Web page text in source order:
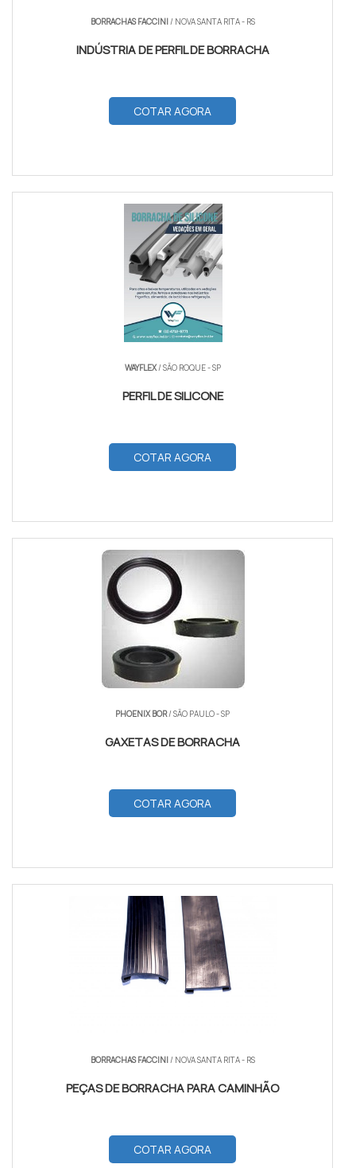
BORRACHAS FACCINI/ NOVA SANTA RITA - RS
INDÚSTRIA DE PERFIL DE BORRACHA
COTAR AGORA
WAYFLEX/ SÃO ROQUE - SP
PERFIL DE SILICONE
COTAR AGORA
PHOENIX BOR/ SÃO PAULO - SP
GAXETAS DE BORRACHA
COTAR AGORA
BORRACHAS FACCINI/ NOVA SANTA RITA - RS
PEÇAS DE BORRACHA PARA CAMINHÃO
COTAR AGORA